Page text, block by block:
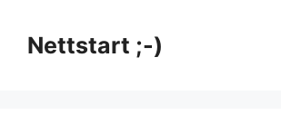
innholdNettstart ;-)